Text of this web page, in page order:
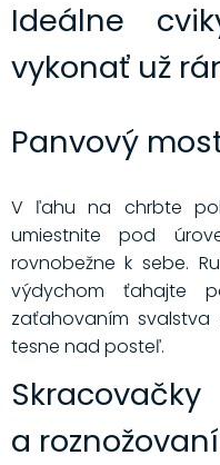
Ideálne
vykonať už
Panvový
V ľahu na chrbte
umiestnite pod
rovnobežne k sebe.
výdychom ťahajte
zaťahovaním
tesne nad posteľ.
a